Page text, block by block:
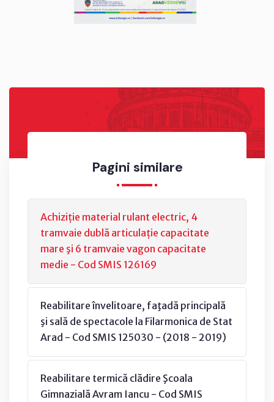
Pagini similare
Achiziție material rulant electric, 4
tramvaie dublă articulație capacitate
mare şi 6 tramvaie vagon capacitate
medie - Cod SMIS 126169
Reabilitare învelitoare, faţadă principală
şi sală de spectacole la Filarmonica de Stat
Arad - Cod SMIS 125030 - (2018 - 2019)
Reabilitare termică clădire Şcoala
Gimnazială Avram Iancu - Cod SMIS